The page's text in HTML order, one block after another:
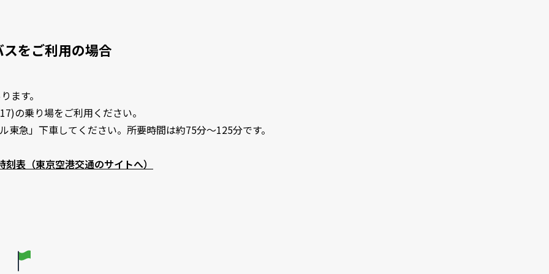
をご利用の場合
ます。
の乗り場をご利用ください。
急」下車してください。所要時間は約75分～125分です。
表（東京空港交通のサイトへ）